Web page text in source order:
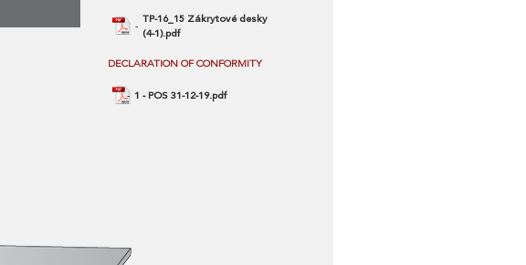
TP-16_15 Zákrytové desky
(4-1).pdf
DECLARATION OF CONFORMITY
1 - POS 31-12-19.pdf